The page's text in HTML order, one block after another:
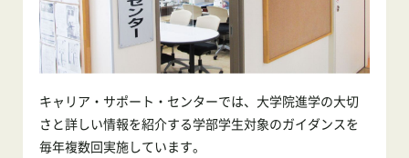
キャリア・サポート・センターでは、大学院進学の大切
さと詳しい情報を紹介する学部学生対象のガイダンスを
毎年複数回実施しています。